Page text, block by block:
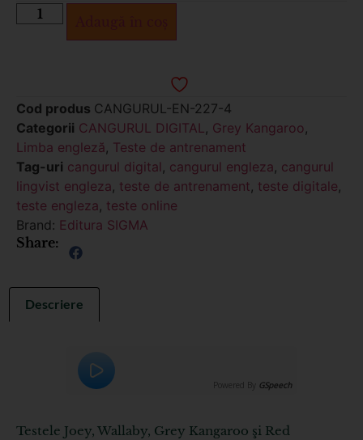
Cod produs CANGURUL-EN-227-4
Categorii CANGURUL DIGITAL , Grey Kangaroo,
Limba engleză, Teste de antrenament
Tag-uri cangurul digital , cangurul engleza, cangurul
lingvist engleza, teste de antrenament, teste digitale,
teste engleza, teste online
Brand: Editura SIGMA
Share:
Descriere
Powered By GSpeech
Testele Joey, Wallaby, Grey Kangaroo şi Red